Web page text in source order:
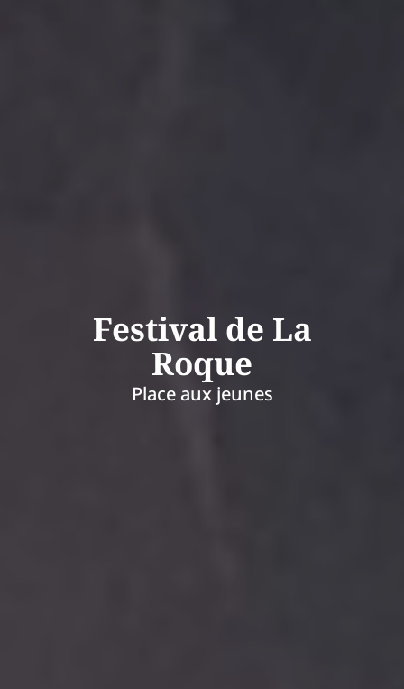
Festival de La
Roque
Place aux jeunes